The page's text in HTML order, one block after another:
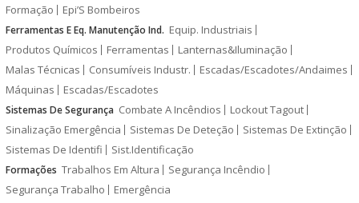
Formação
Epi’S Bombeiros
Ferramentas E Eq. Manutenção Ind. Equip. Industriais
Produtos Químicos
Ferramentas
Lanternas&Iluminação
Malas Técnicas
Consumíveis Industr.
Escadas/Escadotes/Andaimes
Máquinas
Escadas/Escadotes
Sistemas De Segurança Combate A Incêndios
Lockout Tagout
Sinalização Emergência
Sistemas De Deteção
Sistemas De Extinção
Sistemas De Identifi
Sist.Identificação
Formações Trabalhos Em Altura
Segurança Incêndio
Segurança Trabalho
Emergência